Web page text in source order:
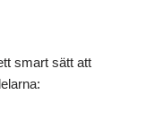
smart sätt att